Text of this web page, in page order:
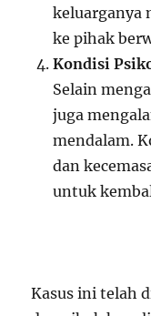
keluarganya
ke pihak
Kondisi
Selain
juga
mendalam.
dan
untuk
Kasus ini telah